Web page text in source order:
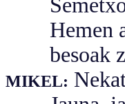
Hemen
besoak
MIKEL: